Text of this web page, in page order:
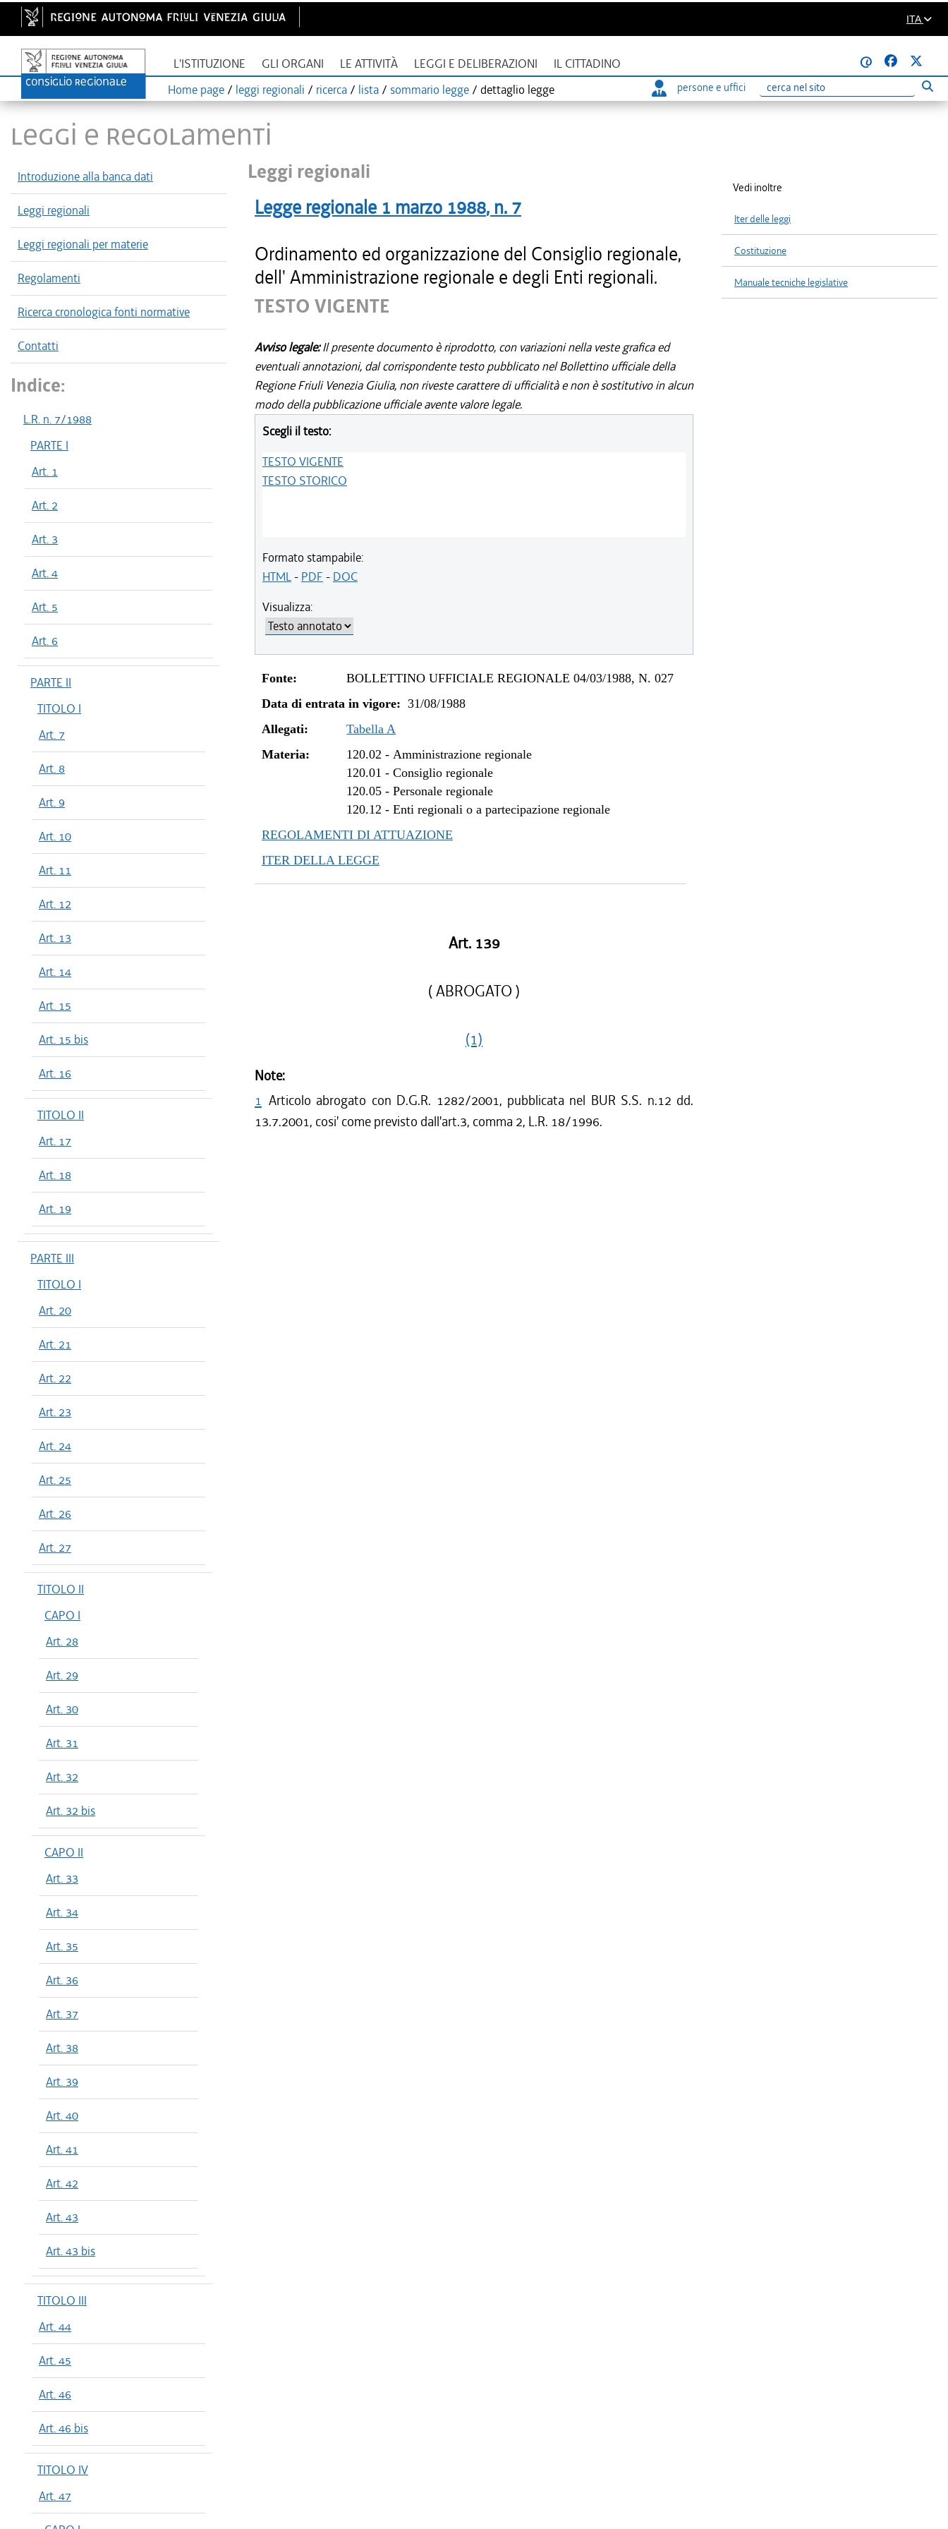
ITA
L'ISTITUZIONE GLI ORGANI LE ATTIVITÀ LEGGI E DELIBERAZIONI IL CITTADINO
@
Home page / leggi regionali / ricerca / lista / sommario legge / dettaglio legge persone e uffici
Ricerca
LEGGI E REGOLAMENTI
Introduzione alla banca dati
Leggi regionali
Leggi regionali per materie
Regolamenti
Ricerca cronologica fonti normative
Contatti
Indice:
L.R. n. 7/1988
PARTE I
Art. 1
Art. 2
Art. 3
Art. 4
Art. 5
Art. 6
PARTE II
TITOLO I
Art. 7
Art. 8
Art. 9
Art. 10
Art. 11
Art. 12
Art. 13
Art. 14
Art. 15
Art. 15 bis
Art. 16
TITOLO II
Art. 17
Art. 18
Art. 19
PARTE III
TITOLO I
Art. 20
Art. 21
Art. 22
Art. 23
Art. 24
Art. 25
Art. 26
Art. 27
TITOLO II
CAPO I
Art. 28
Art. 29
Art. 30
Art. 31
Art. 32
Art. 32 bis
CAPO II
Art. 33
Art. 34
Art. 35
Art. 36
Art. 37
Art. 38
Art. 39
Art. 40
Art. 41
Art. 42
Art. 43
Art. 43 bis
TITOLO III
Art. 44
Art. 45
Art. 46
Art. 46 bis
TITOLO IV
Art. 47
Leggi regionali
Legge regionale 1 marzo 1988, n. 7
Ordinamento ed organizzazione del Consiglio regionale,
dell' Amministrazione regionale e degli Enti regionali.
TESTO VIGENTE
Avviso legale:Il presente documento è riprodotto, con variazioni nella veste grafica ed
eventuali annotazioni, dal corrispondente testo pubblicato nel Bollettino ufficiale della
Regione Friuli Venezia Giulia, non riveste carattere di ufficialità e non è sostitutivo in alcun
modo della pubblicazione ufficiale avente valore legale.
Scegli il testo:
TESTO VIGENTE
TESTO STORICO
Formato stampabile:
HTML- PDF - DOC
Visualizza:
Fonte:
BOLLETTINO UFFICIALE REGIONALE 04/03/1988, N. 027
Data di entrata in vigore: 31/08/1988
Allegati:
Tabella A
Materia:
120.02 -Amministrazione regionale
120.01 -Consiglio regionale
120.05 -Personale regionale
120.12 -Enti regionali o a partecipazione regionale
REGOLAMENTI DI ATTUAZIONE
ITER DELLA LEGGE
Art. 139
( ABROGATO )
(1)
Note:
1 Articolo abrogato con D.G.R. 1282/2001, pubblicata nel BUR S.S. n.12 dd.
13.7.2001, cosi' come previsto dall'art.3, comma 2, L.R. 18/1996.
Vedi inoltre
Iter delle leggi
Costituzione
Manuale tecniche legislative